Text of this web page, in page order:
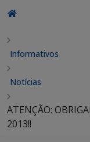
Informativos
Notícias
ATENÇÃO:
2013!!